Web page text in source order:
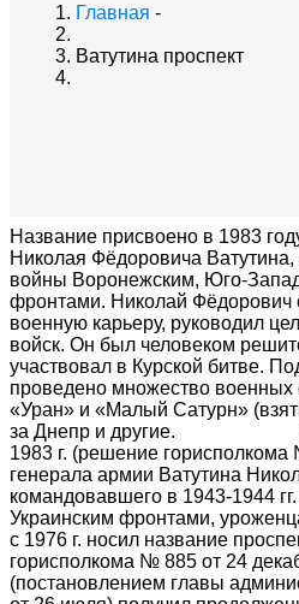
Главная -
Ватутина проспект
Название присвоено в 1983
Николая Фёдоровича
войны Воронежским, Юго-
фронтами. Николай Фёдорович
военную карьеру, руководил
войск. Он был человеком
участвовал в Курской битве.
проведено множество военных
«Уран» и «Малый Сатурн»
за Днепр и другие.
1983 г. (решение
генерала армии Ватутина
командовавшего в 1943-1944
Украинским фронтами,
с 1976 г. носил название
горисполкома № 885 от 24
(постановлением главы